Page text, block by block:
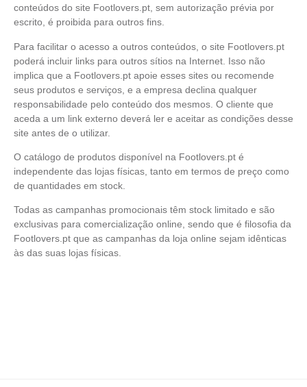
conteúdos do site Footlovers.pt, sem autorização prévia por
escrito, é proibida para outros fins.
Para facilitar o acesso a outros conteúdos, o site Footlovers.pt
poderá incluir links para outros sítios na Internet. Isso não
implica que a Footlovers.pt apoie esses sites ou recomende
seus produtos e serviços, e a empresa declina qualquer
responsabilidade pelo conteúdo dos mesmos. O cliente que
aceda a um link externo deverá ler e aceitar as condições desse
site antes de o utilizar.
O catálogo de produtos disponível na Footlovers.pt é
independente das lojas físicas, tanto em termos de preço como
de quantidades em stock.
Todas as campanhas promocionais têm stock limitado e são
exclusivas para comercialização online, sendo que é filosofia da
Footlovers.pt que as campanhas da loja online sejam idênticas
às das suas lojas físicas.